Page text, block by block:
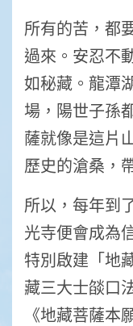
所有的苦，都
過來。安忍不
如秘藏。龍潭
場，陽世子孫
薩就像是這片
歷史的滄桑，
所以，每年到
光寺便會成為
特別啟建「地
藏三大士燄口
《地藏菩薩本